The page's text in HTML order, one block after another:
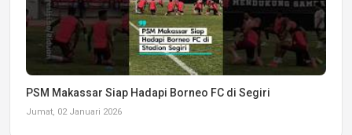
PSM Makassar Siap Hadapi Borneo FC di Segiri
Jumat, 02 Januari 2026